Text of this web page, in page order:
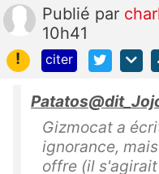
Publié par
10h41
!
citer
Gizmocat a
ignorance,
offre (il